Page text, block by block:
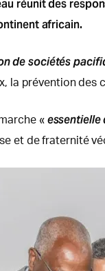
réunit des
africain.
de sociétés
la prévention
« essentielle
et de fraternité